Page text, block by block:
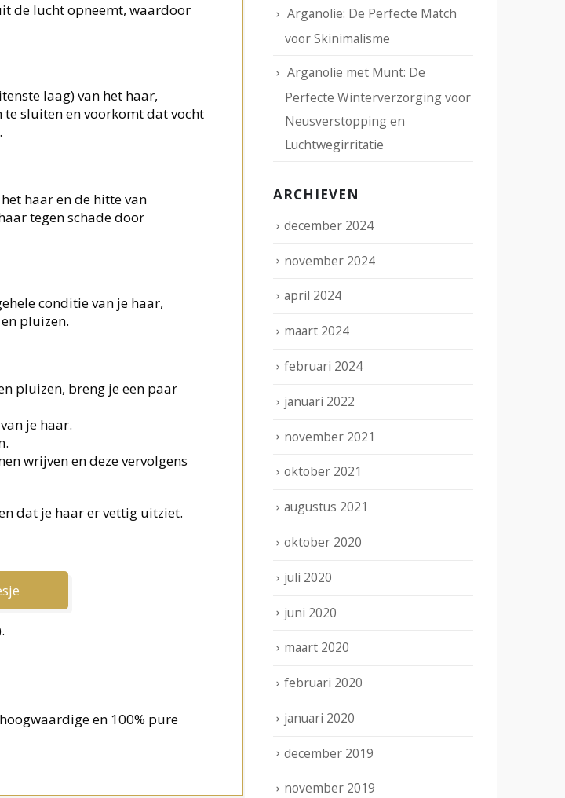
de lucht opneemt, waardoor
laag) van het haar,
sluiten en voorkomt dat vocht
haar en de hitte van
tegen schade door
conditie van je haar,
pluizen.
pluizen, breng je een paar
je haar.
wrijven en deze vervolgens
dat je haar er vettig uitziet.
en 100% pure
Arganolie: De Perfecte Match
voor Skinimalisme
Arganolie met Munt: De
Perfecte Winterverzorging voor
Neusverstopping en
Luchtwegirritatie
ARCHIEVEN
december 2024
november 2024
april 2024
maart 2024
februari 2024
januari 2022
november 2021
oktober 2021
augustus 2021
oktober 2020
juli 2020
juni 2020
maart 2020
februari 2020
januari 2020
december 2019
november 2019